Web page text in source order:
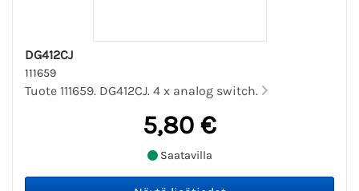
DG412CJ
111659
Tuote 111659. DG412CJ. 4 x analog switch.
5,80 €
Saatavilla